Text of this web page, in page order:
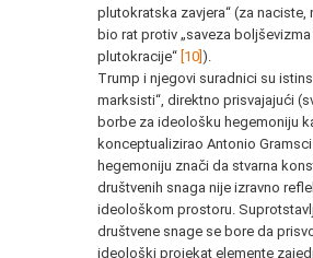
plutokratska zavjera“ (za naciste,
bio rat protiv „saveza boljševizma
plutokracije“ [10] ).
Trump i njegovi suradnici su
marksisti“, direktno prisvajajući
borbe za ideološku hegemoniju
konceptualizirao Antonio
hegemoniju znači da stvarna
društvenih snaga nije izravno
ideološkom prostoru.
društvene snage se bore da
ideološki projekat elemente